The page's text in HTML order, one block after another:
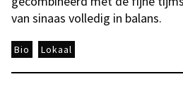
van sinaas volledig in balans.
Bio Lokaal